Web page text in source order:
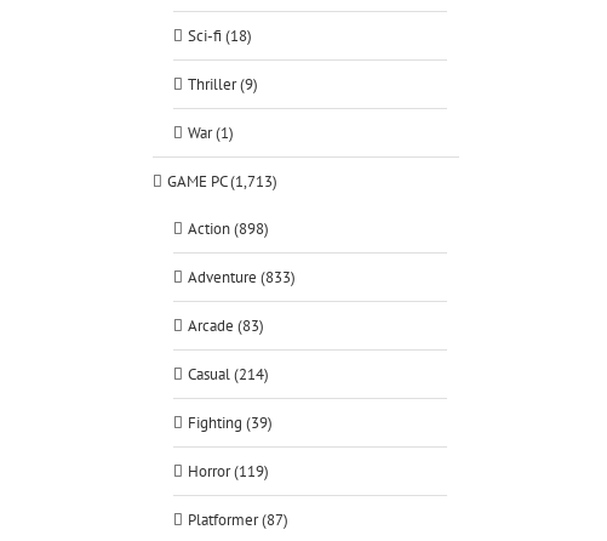
Sci-fi (18)
Thriller (9)
War (1)
GAME PC (1,713)
Action (898)
Adventure (833)
Arcade (83)
Casual (214)
Fighting (39)
Horror (119)
Platformer (87)